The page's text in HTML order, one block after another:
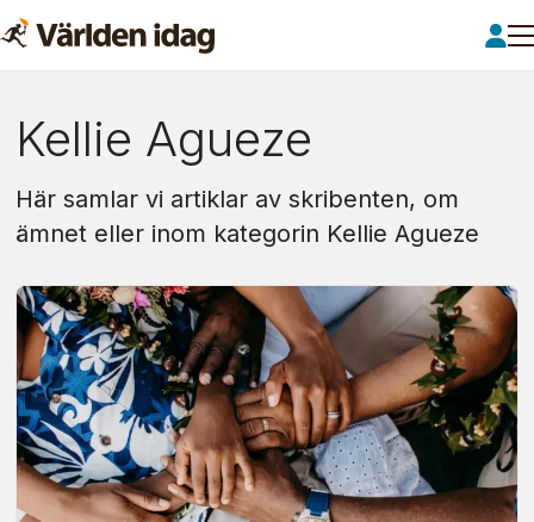
Om:
kellie
agueze
Kellie Agueze
Här samlar vi artiklar av skribenten, om
ämnet eller inom kategorin Kellie Agueze